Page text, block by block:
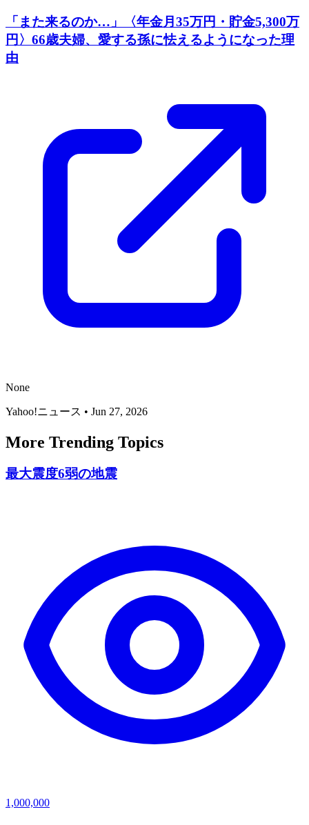
「また来るのか…」〈年金月35万円・貯金5,300万
円〉66歳夫婦、愛する孫に怯えるようになった理
由
None
Yahoo!ニュース • Jun 27, 2026
More Trending Topics
最大震度6弱の地震
1,000,000